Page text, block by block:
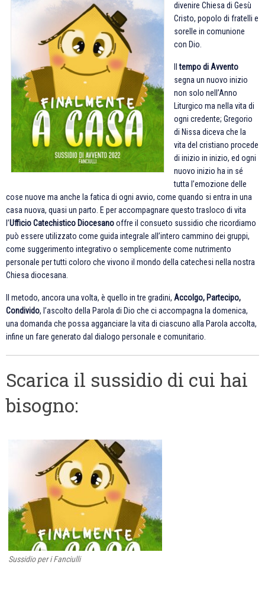
divenire Chiesa di Gesù
Cristo, popolo di fratelli e
sorelle in comunione
con Dio.
Iltempo di Avvento
segna un nuovo inizio
non solo nell’Anno
Liturgico ma nella vita di
ogni credente; Gregorio
di Nissa diceva che la
vita del cristiano procede
di inizio in inizio, ed ogni
nuovo inizio ha in sé
tutta l’emozione delle
cose nuove ma anche la fatica di ogni avvio, come quando si entra in una
casa nuova, quasi un parto. E per accompagnare questo trasloco di vita
l’Ufficio Catechistico Diocesanooffre il consueto sussidio che ricordiamo
può essere utilizzato come guida integrale all’intero cammino dei gruppi,
come suggerimento integrativo o semplicemente come nutrimento
personale per tutti coloro che vivono il mondo della catechesi nella nostra
Chiesa diocesana.
Il metodo, ancora una volta, è quello in tre gradini, Accolgo, Partecipo,
Condivido, l’ascolto della Parola di Dio che ci accompagna la domenica,
una domanda che possa agganciare la vita di ciascuno alla Parola accolta,
infine un fare generato dal dialogo personale e comunitario.
Scarica il sussidio di cui hai
bisogno:
Sussidio per i Fanciulli